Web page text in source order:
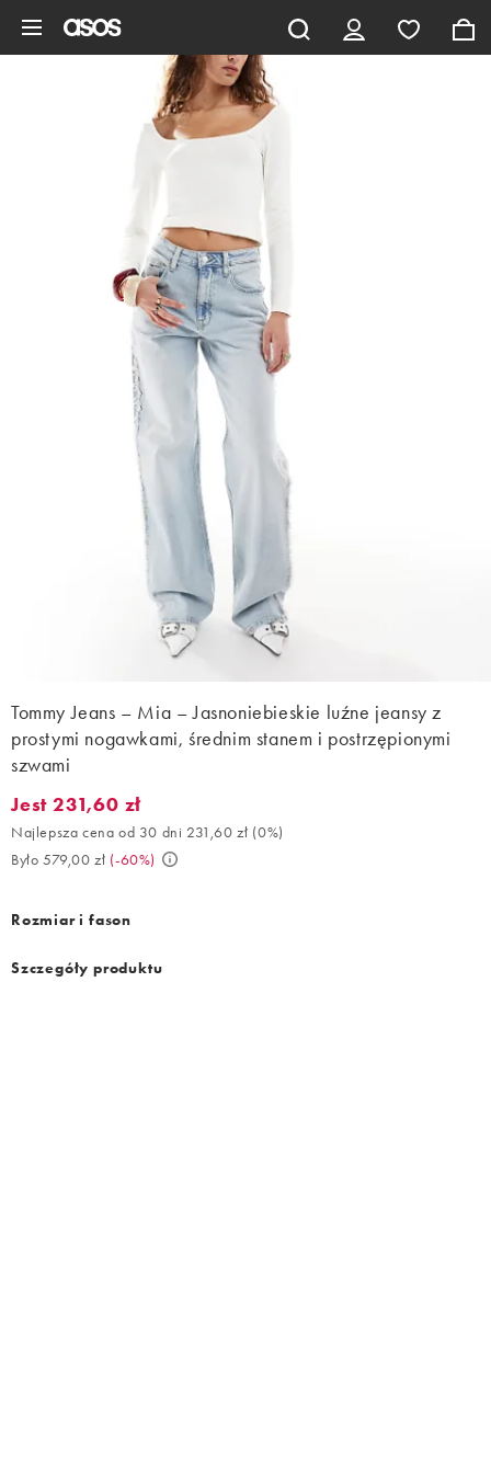
Tommy Jeans – Mia – Jasnoniebieskie luźne jeansy z
prostymi nogawkami, średnim stanem i postrzępionymi
szwami
Jest 231,60 zł. Najlepsza cena od 30 dni 231,60 zł (0%). Było
Jest 231,60 zł
Najlepsza cena od 30 dni 231,60 zł (0%)
Było 579,00 zł (-60%)
Rozmiar i fason
Szczegóły produktu